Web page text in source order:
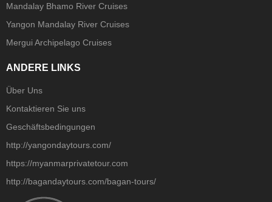
Mandalay Bhamo River Cruises
Yangon Mandalay River Cruises
Mergui Archipelago Cruises
ANDERE LINKS
Über Uns
Kontaktieren Sie uns
Geschäftsbedingungen
http://yangondaytours.com/
https://myanmarprivatetour.com
http://bagandaytours.com/bagan-tours/